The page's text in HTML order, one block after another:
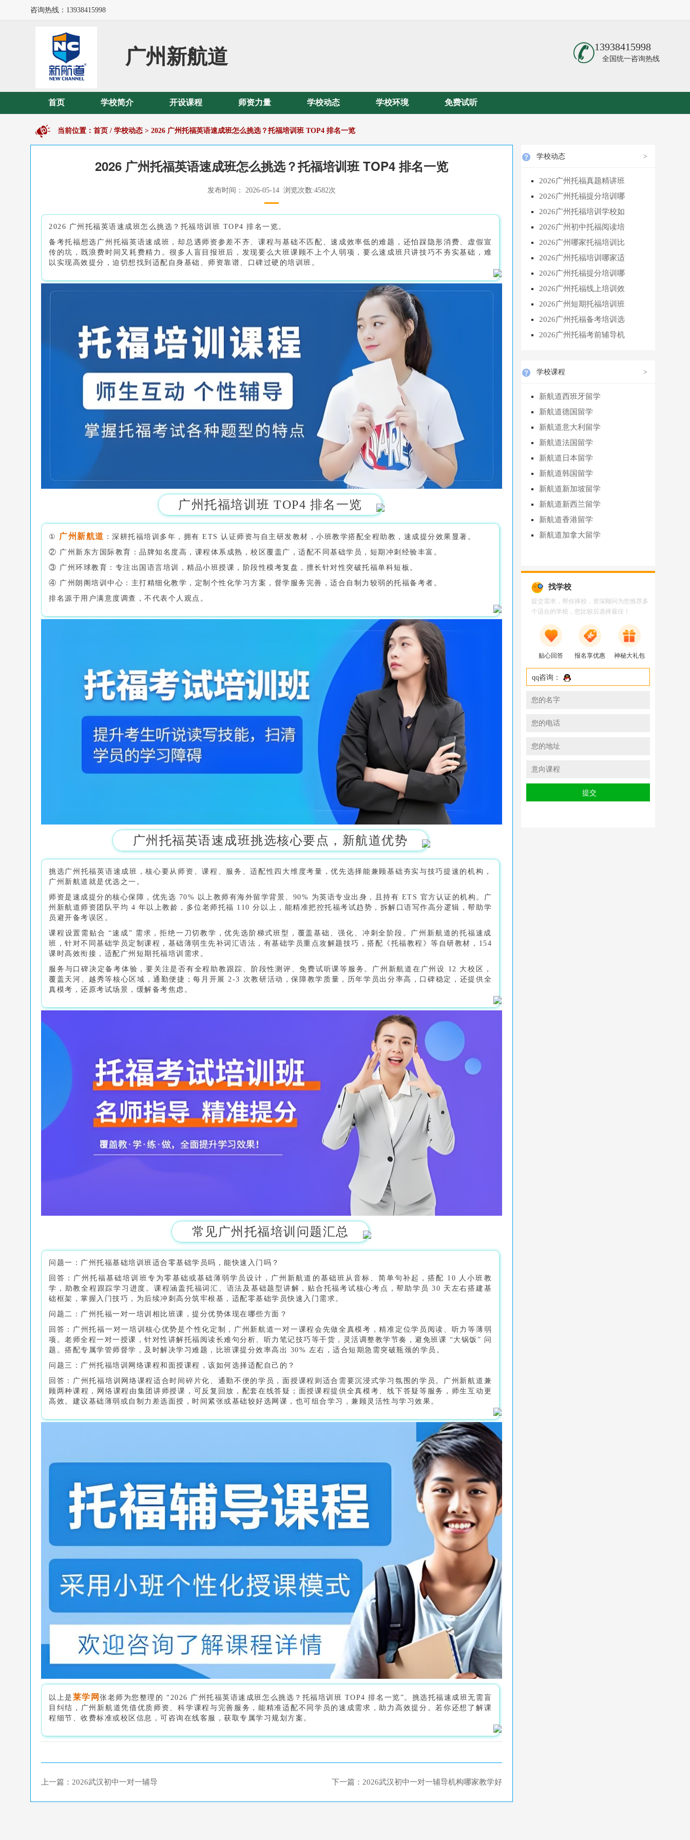
咨询热线：13938415998
广州新航道 13938415998
全国统一咨询热线
首页 学校简介 开设课程 师资力量 学校动态 学校环境 免费试听
当前位置： 首页 / 学校动态 > 2026 广州托福英语速成班怎么挑选？托福培训班 TOP4 排名一览
2026 广州托福英语速成班怎么挑选？托福培训班 TOP4 排名一览
发布时间： 2026-05-14 浏览次数:4582次
2026 广州托福英语速成班怎么挑选？托福培训班 TOP4 排名一览。
备考托福想选广州托福英语速成班，却总遇师资参差不齐、课程与基础不匹配、速成效率低的难题，还怕踩隐形消费、虚假宣
传的坑，既浪费时间又耗费精力。很多人盲目报班后，发现要么大班课顾不上个人弱项，要么速成班只讲技巧不夯实基础，难
以实现高效提分，迫切想找到适配自身基础、师资靠谱、口碑过硬的培训班。
广州托福培训班 TOP4 排名一览
① 广州新航道 ：深耕托福培训多年，拥有 ETS 认证师资与自主研发教材，小班教学搭配全程助教，速成提分效果显著。
② 广州新东方国际教育：品牌知名度高，课程体系成熟，校区覆盖广，适配不同基础学员，短期冲刺经验丰富。
③ 广州环球教育：专注出国语言培训，精品小班授课，阶段性模考复盘，擅长针对性突破托福单科短板。
④ 广州朗阁培训中心：主打精细化教学，定制个性化学习方案，督学服务完善，适合自制力较弱的托福备考者。
排名源于用户满意度调查，不代表个人观点。
广州托福英语速成班挑选核心要点，新航道优势
挑选广州托福英语速成班，核心要从师资、课程、服务、适配性四大维度考量，优先选择能兼顾基础夯实与技巧提速的机构，
广州新航道就是优选之一。
师资是速成提分的核心保障，优先选 70% 以上教师有海外留学背景、90% 为英语专业出身，且持有 ETS 官方认证的机构。广
州新航道师资团队平均 4 年以上教龄，多位老师托福 110 分以上，能精准把控托福考试趋势，拆解口语写作高分逻辑，帮助学
员避开备考误区。
课程设置需贴合 “速成” 需求，拒绝一刀切教学，优先选阶梯式班型，覆盖基础、强化、冲刺全阶段。广州新航道的托福速成
班，针对不同基础学员定制课程，基础薄弱生先补词汇语法，有基础学员重点攻解题技巧，搭配《托福教程》等自研教材，154
课时高效衔接，适配广州短期托福培训需求。
服务与口碑决定备考体验，要关注是否有全程助教跟踪、阶段性测评、免费试听课等服务。广州新航道在广州设 12 大校区，
覆盖天河、越秀等核心区域，通勤便捷；每月开展 2-3 次教研活动，保障教学质量，历年学员出分率高，口碑稳定，还提供全
真模考，还原考试场景，缓解备考焦虑。
常见广州托福培训问题汇总
问题一：广州托福基础培训班适合零基础学员吗，能快速入门吗？
回答：广州托福基础培训班专为零基础或基础薄弱学员设计，广州新航道的基础班从音标、简单句补起，搭配 10 人小班教
学，助教全程跟踪学习进度。课程涵盖托福词汇、语法及基础题型讲解，贴合托福考试核心考点，帮助学员 30 天左右搭建基
础框架，掌握入门技巧，为后续冲刺高分筑牢根基，适配零基础学员快速入门需求。
问题二：广州托福一对一培训相比班课，提分优势体现在哪些方面？
回答：广州托福一对一培训核心优势是个性化定制，广州新航道一对一课程会先做全真模考，精准定位学员阅读、听力等薄弱
项。老师全程一对一授课，针对性讲解托福阅读长难句分析、听力笔记技巧等干货，灵活调整教学节奏，避免班课 “大锅饭” 问
题。搭配专属学管师督学，及时解决学习难题，比班课提分效率高出 30% 左右，适合短期急需突破瓶颈的学员。
问题三：广州托福培训网络课程和面授课程，该如何选择适配自己的？
回答：广州托福培训网络课程适合时间碎片化、通勤不便的学员，面授课程则适合需要沉浸式学习氛围的学员。广州新航道兼
顾两种课程，网络课程由集团讲师授课，可反复回放，配套在线答疑；面授课程提供全真模考、线下答疑等服务，师生互动更
高效。建议基础薄弱或自制力差选面授，时间紧张或基础较好选网课，也可组合学习，兼顾灵活性与学习效果。
以上是 莱学网张老师为您整理的 “2026 广州托福英语速成班怎么挑选？托福培训班 TOP4 排名一览”。挑选托福速成班无需盲
目纠结，广州新航道凭借优质师资、科学课程与完善服务，能精准适配不同学员的速成需求，助力高效提分。若你还想了解课
程细节、收费标准或校区信息，可咨询在线客服，获取专属学习规划方案。
上一篇：2026武汉初中一对一辅导 下一篇：2026武汉初中一对一辅导机构哪家教学好
学校动态 >
2026广州托福真题精讲班
2026广州托福提分培训哪
2026广州托福培训学校如
2026广州初中托福阅读培
2026广州哪家托福培训比
2026广州托福培训哪家适
2026广州托福提分培训哪
2026广州托福线上培训效
2026广州短期托福培训班
2026广州托福备考培训选
2026广州托福考前辅导机
学校课程 >
新航道西班牙留学
新航道德国留学
新航道意大利留学
新航道法国留学
新航道日本留学
新航道韩国留学
新航道新加坡留学
新航道新西兰留学
新航道香港留学
新航道加拿大留学
找学校
提交需求，帮你择校，资深顾问为您推荐多
个适合的学校，您比较后选择最佳！
贴心回答 报名享优惠 神秘大礼包
qq咨询：